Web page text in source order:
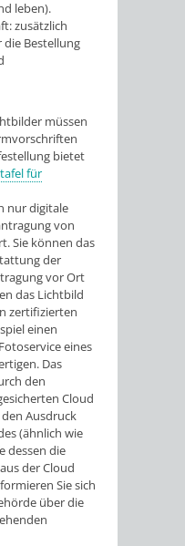
leben).
zusätzlich
Bestellung
müssen
bietet
für
nur digitale
von
Sie können das
der
vor Ort
das Lichtbild
zertifizierten
einen
eines
Das
den
Cloud
Ausdruck
(ähnlich wie
dessen die
der Cloud
Sie sich
über die